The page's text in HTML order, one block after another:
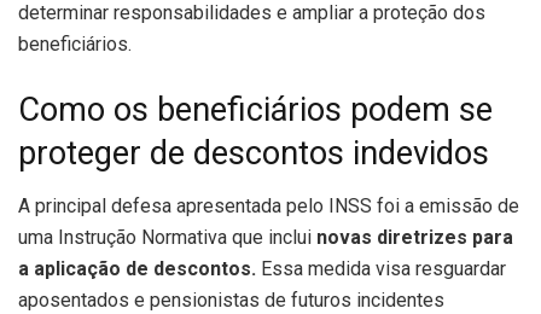
determinar responsabilidades e ampliar a proteção dos
beneficiários.
Como os beneficiários podem se
proteger de descontos indevidos
A principal defesa apresentada pelo INSS foi a emissão de
uma Instrução Normativa que inclui novas diretrizes para
a aplicação de descontos. Essa medida visa resguardar
aposentados e pensionistas de futuros incidentes